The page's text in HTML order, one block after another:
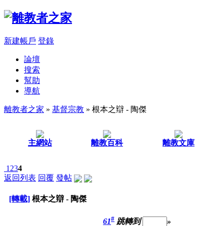
新建帳戶 登錄
論壇
搜索
幫助
導航
離教者之家 » 基督宗教 » 根本之辯 - 陶傑
主網站 離教百科 離教文庫
1 234
返回列表 回覆 發帖
[轉載] 根本之辯 - 陶傑
61# 跳轉到
»